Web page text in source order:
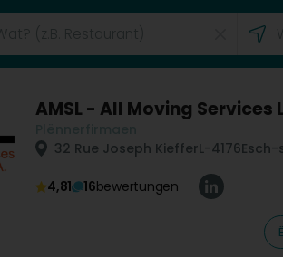
AMSL - All Moving Services
32 Rue Joseph KiefferL-4176
4,81 16bewertungen